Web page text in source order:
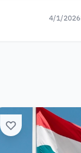
4/1/2026